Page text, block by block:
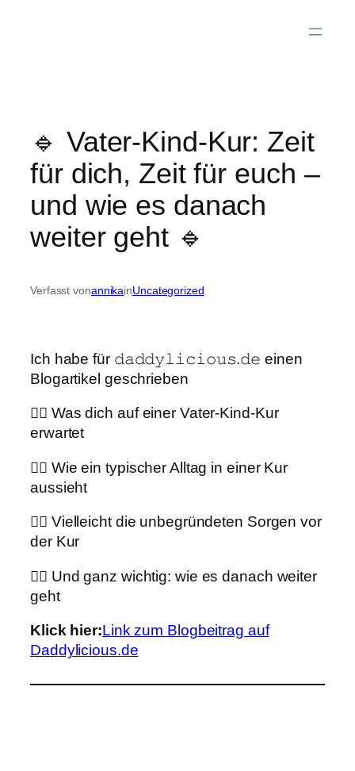
🔹 Vater-Kind-Kur: Zeit
für dich, Zeit für euch –
und wie es danach
weiter geht 🔹
Verfasst vonannikainUncategorized
Ich habe für 𝚍𝚊𝚍𝚍𝚢𝚕𝚒𝚌𝚒𝚘𝚞𝚜.𝚍𝚎 einen
Blogartikel geschrieben
👉🏼 Was dich auf einer Vater-Kind-Kur
erwartet
👉🏼 Wie ein typischer Alltag in einer Kur
aussieht
👉🏼 Vielleicht die unbegründeten Sorgen vor
der Kur
👉🏼 Und ganz wichtig: wie es danach weiter
geht
Klick hier:Link zum Blogbeitrag auf
Daddylicious.de